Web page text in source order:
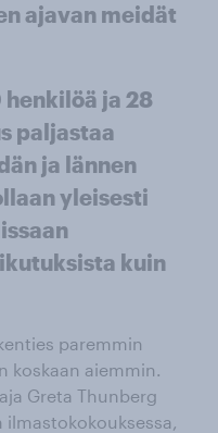
ajavan meidät
ja 28
paljastaa
ja lännen
yleisesti
kuin
paremmin
koskaan aiemmin.
Greta Thunberg